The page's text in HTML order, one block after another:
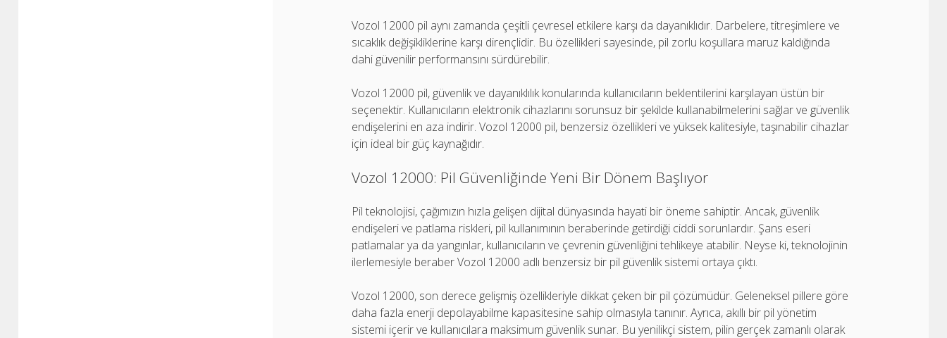
Vozol 12000 pil aynı zamanda çeşitli çevresel etkilere karşı da dayanıklıdır. Darbelere, titreşimlere ve
sıcaklık değişikliklerine karşı dirençlidir. Bu özellikleri sayesinde, pil zorlu koşullara maruz kaldığında
dahi güvenilir performansını sürdürebilir.
Vozol 12000 pil, güvenlik ve dayanıklılık konularında kullanıcıların beklentilerini karşılayan üstün bir
seçenektir. Kullanıcıların elektronik cihazlarını sorunsuz bir şekilde kullanabilmelerini sağlar ve güvenlik
endişelerini en aza indirir. Vozol 12000 pil, benzersiz özellikleri ve yüksek kalitesiyle, taşınabilir cihazlar
için ideal bir güç kaynağıdır.
Vozol 12000: Pil Güvenliğinde Yeni Bir Dönem Başlıyor
Pil teknolojisi, çağımızın hızla gelişen dijital dünyasında hayati bir öneme sahiptir. Ancak, güvenlik
endişeleri ve patlama riskleri, pil kullanımının beraberinde getirdiği ciddi sorunlardır. Şans eseri
patlamalar ya da yangınlar, kullanıcıların ve çevrenin güvenliğini tehlikeye atabilir. Neyse ki, teknolojinin
ilerlemesiyle beraber Vozol 12000 adlı benzersiz bir pil güvenlik sistemi ortaya çıktı.
Vozol 12000, son derece gelişmiş özellikleriyle dikkat çeken bir pil çözümüdür. Geleneksel pillere göre
daha fazla enerji depolayabilme kapasitesine sahip olmasıyla tanınır. Ayrıca, akıllı bir pil yönetim
sistemi içerir ve kullanıcılara maksimum güvenlik sunar. Bu yenilikçi sistem, pilin gerçek zamanlı olarak